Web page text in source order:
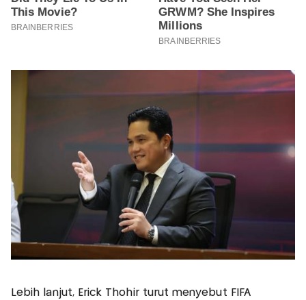
Lebih lanjut, Erick Thohir turut menyebut FIFA